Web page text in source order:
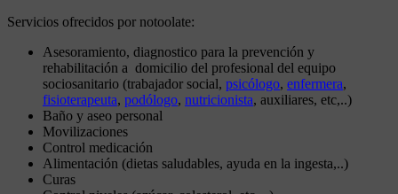
Servicios ofrecidos por notoolate:
Asesoramiento, diagnostico para la prevención y
rehabilitación a domicilio del profesional del equipo
sociosanitario (trabajador social, psicólogo, enfermera,
fisioterapeuta, podólogo, nutricionista, auxiliares, etc,..)
Baño y aseo personal
Movilizaciones
Control medicación
Alimentación (dietas saludables, ayuda en la ingesta,..)
Curas